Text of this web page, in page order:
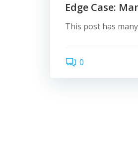
Edge Case:
This post has
0